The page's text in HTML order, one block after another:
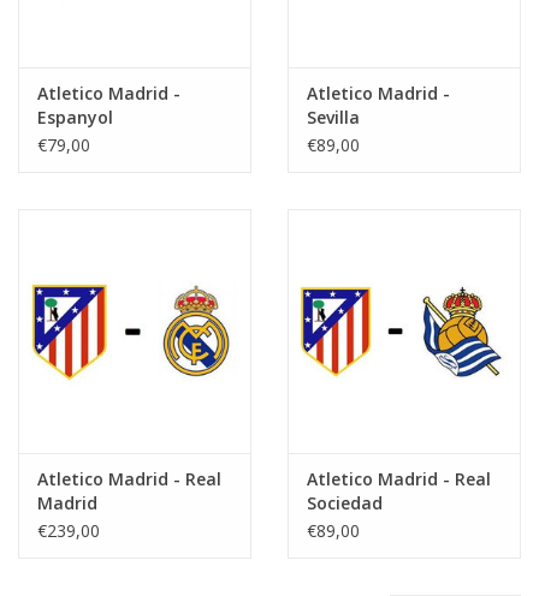
Atletico Madrid -
Espanyol
€79,00
Atletico Madrid -
Sevilla
€89,00
Atletico Madrid - Real
Madrid
€239,00
Atletico Madrid - Real
Sociedad
€89,00